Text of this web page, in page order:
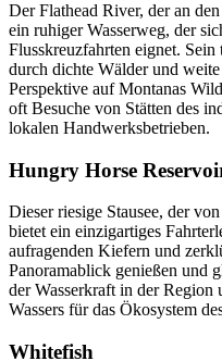
Der Flathead River, der an
ein ruhiger Wasserweg, der
Flusskreuzfahrten eignet. Sein
durch dichte Wälder und
Perspektive auf Montanas
oft Besuche von Stätten des
lokalen Handwerksbetrieben.
Hungry Horse
Dieser riesige Stausee, der
bietet ein einzigartiges
aufragenden Kiefern und
Panoramablick genießen und
der Wasserkraft in der Region
Wassers für das Ökosystem
Whitefish